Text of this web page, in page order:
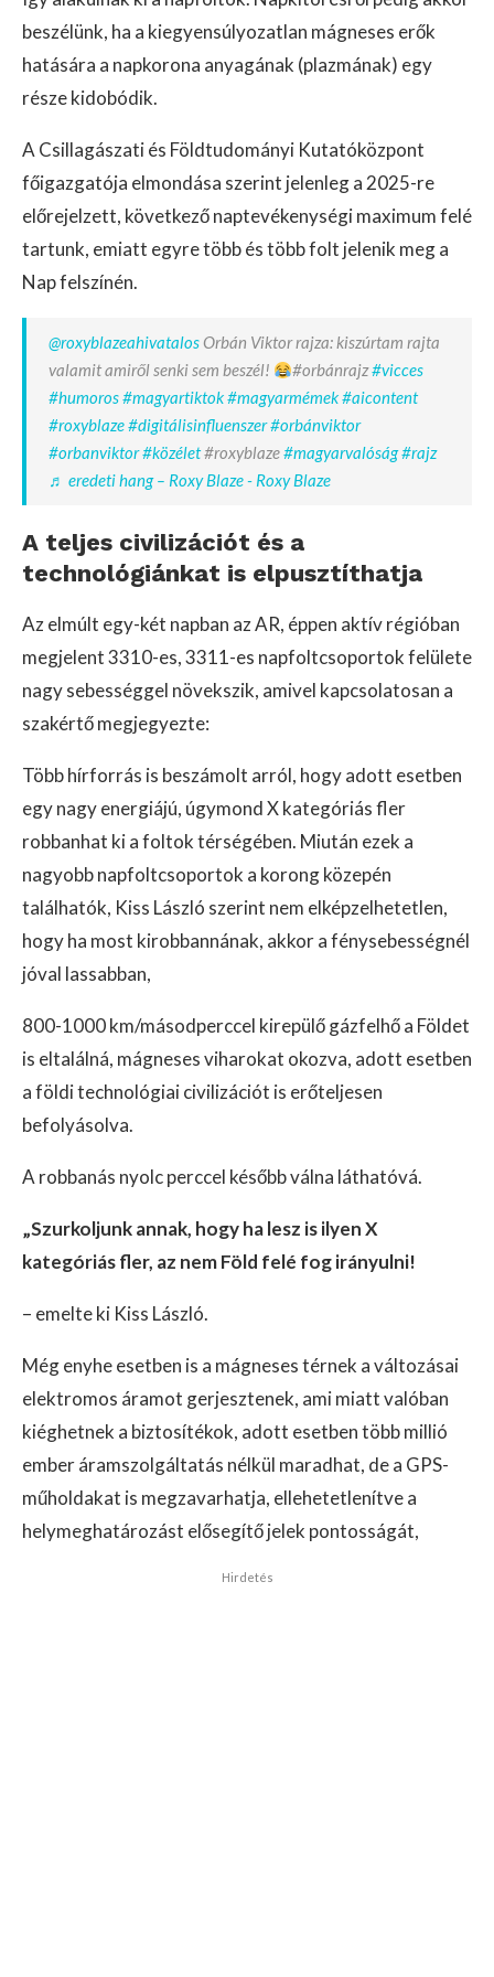
beszélünk, ha a kiegyensúlyozatlan mágneses erők
hatására a napkorona anyagának (plazmának) egy
része kidobódik.
A Csillagászati és Földtudományi Kutatóközpont
főigazgatója elmondása szerint jelenleg a 2025-re
előrejelzett, következő naptevékenységi maximum felé
tartunk, emiatt egyre több és több folt jelenik meg a
Nap felszínén.
@roxyblazeahivatalosOrbán Viktor rajza: kiszúrtam rajta
valamit amiről senki sem beszél!
#orbánrajz#vicces
#humoros#magyartiktok#magyarmémek#aicontent
#roxyblaze#digitálisinfluenszer#orbánviktor
#orbanviktor#közélet#roxyblaze#magyarvalóság#rajz
♬ eredeti hang – Roxy Blaze - Roxy Blaze
A teljes civilizációt és a
technológiánkat is elpusztíthatja
Az elmúlt egy-két napban az AR, éppen aktív régióban
megjelent 3310-es, 3311-es napfoltcsoportok felülete
nagy sebességgel növekszik, amivel kapcsolatosan a
szakértő megjegyezte:
Több hírforrás is beszámolt arról, hogy adott esetben
egy nagy energiájú, úgymond X kategóriás fler
robbanhat ki a foltok térségében. Miután ezek a
nagyobb napfoltcsoportok a korong közepén
találhatók, Kiss László szerint nem elképzelhetetlen,
hogy ha most kirobbannának, akkor a fénysebességnél
jóval lassabban,
800-1000 km/másodperccel kirepülő gázfelhő a Földet
is eltalálná, mágneses viharokat okozva, adott esetben
a földi technológiai civilizációt is erőteljesen
befolyásolva.
A robbanás nyolc perccel később válna láthatóvá.
„Szurkoljunk annak, hogy ha lesz is ilyen X
kategóriás fler, az nem Föld felé fog irányulni!
– emelte ki Kiss László.
Még enyhe esetben is a mágneses térnek a változásai
elektromos áramot gerjesztenek, ami miatt valóban
kiéghetnek a biztosítékok, adott esetben több millió
ember áramszolgáltatás nélkül maradhat, de a GPS-
műholdakat is megzavarhatja, ellehetetlenítve a
helymeghatározást elősegítő jelek pontosságát,
Hirdetés